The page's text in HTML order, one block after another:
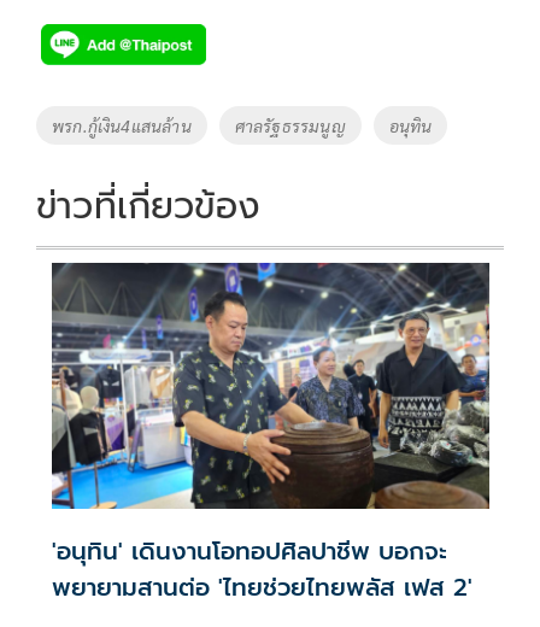
e
b
o
k
tt
er
p
y
Li
k
Tags
พรก.กู้เงิน4แสนล้าน ศาลรัฐธรรมนูญ อนุทิน
ข่าวที่เกี่ยวข้อง
'อนุทิน' เดินงานโอทอปศิลปาชีพ บอกจะ
พยายามสานต่อ 'ไทยช่วยไทยพลัส เฟส 2'